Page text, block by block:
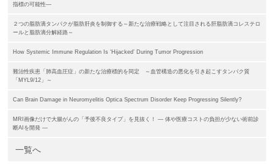
指標の可能性―
２つの脂肪滴タンパクが脂肪肝炎を制御する～新たな治療戦略として注目される肝脂肪滴コレステロ
ールと脂肪滴分解経路～
How Systemic Immune Regulation Is ‘Hijacked’ During Tumor Progression
難治性疾患「肺高血圧症」の新たな治療標的を同定 ～血管構造の悪化を引き起こすタンパク質
「MYL9/12」～
Can Brain Damage in Neuromyelitis Optica Spectrum Disorder Keep Progressing Silently?
MRI画像だけで大腸がんの「予後不良タイプ」を見抜く！ ― 体や医療コストの負担が少ない術前診
断AIを開発 ―
一覧へ